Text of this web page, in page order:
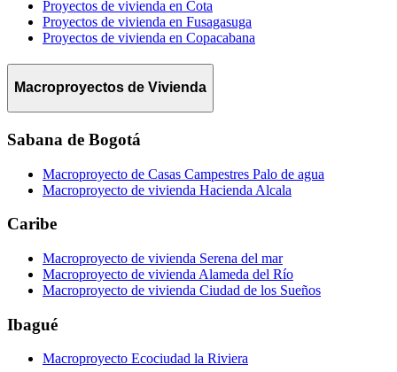
Proyectos de vivienda en Cota
Proyectos de vivienda en Fusagasuga
Proyectos de vivienda en Copacabana
Macroproyectos de Vivienda
Sabana de Bogotá
Macroproyecto de Casas Campestres Palo de agua
Macroproyecto de vivienda Hacienda Alcala
Caribe
Macroproyecto de vivienda Serena del mar
Macroproyecto de vivienda Alameda del Río
Macroproyecto de vivienda Ciudad de los Sueños
Ibagué
Macroproyecto Ecociudad la Riviera